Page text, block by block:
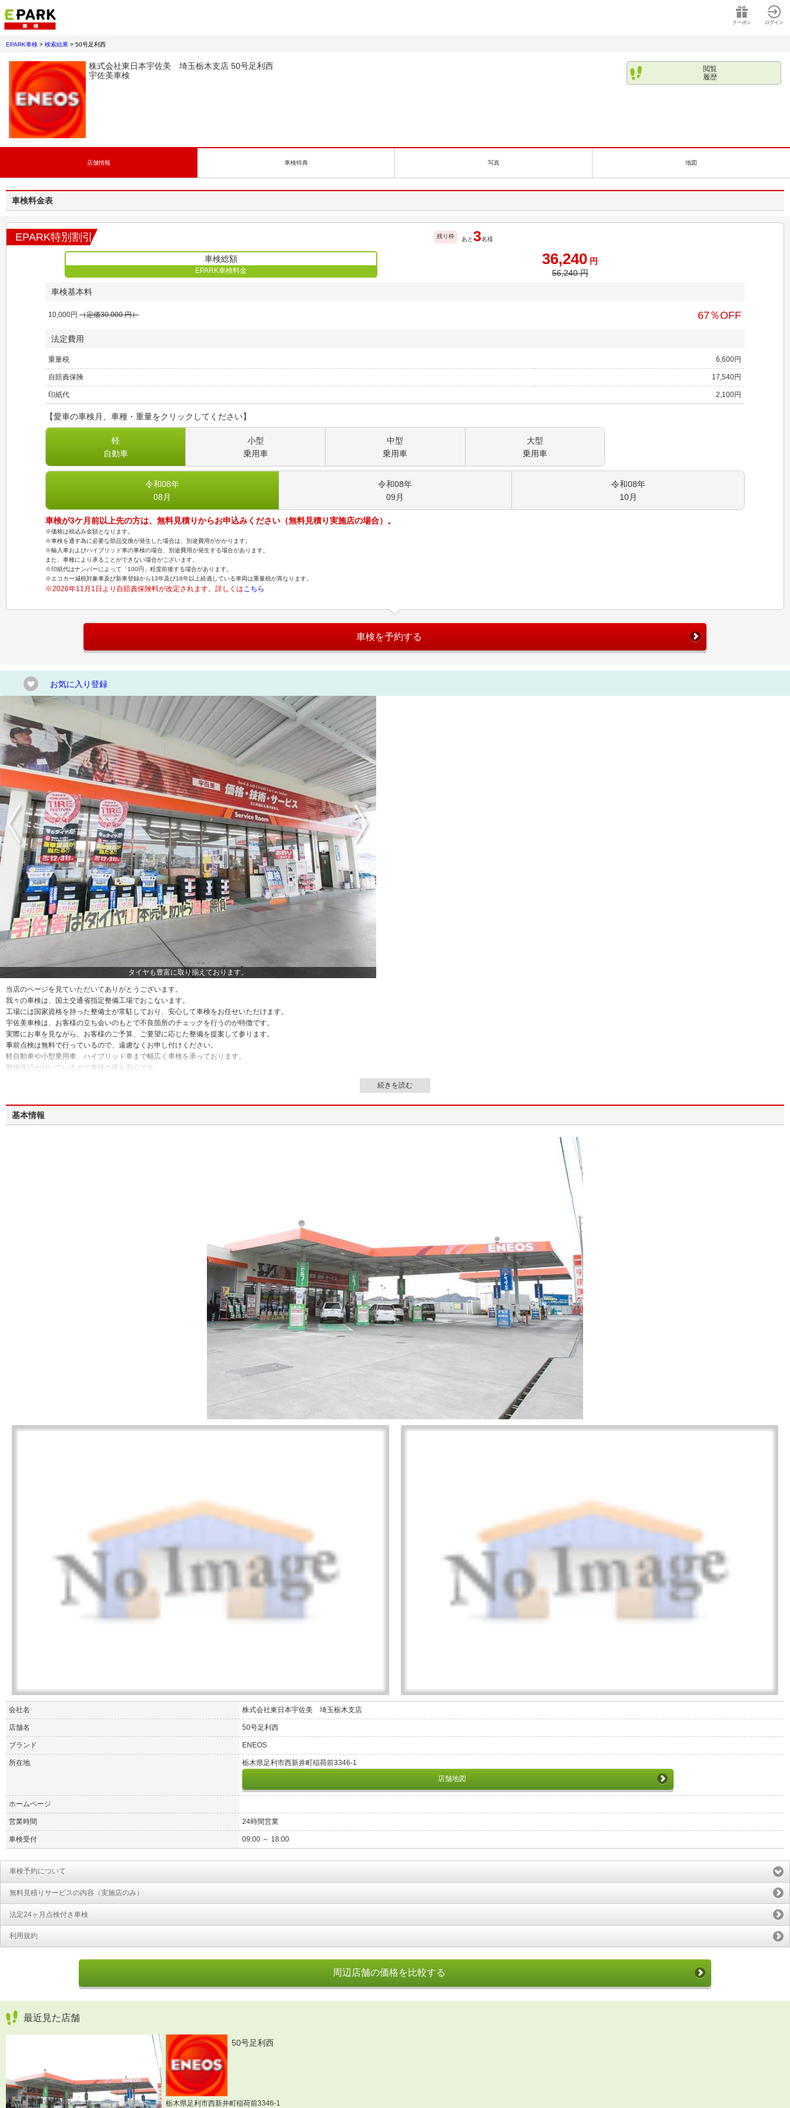
クーポン ログイン
EPARK車検 > 検索結果 > 50号足利西
株式会社東日本宇佐美 埼玉栃木支店 50号足利西
宇佐美車検
閲覧
履歴
店舗情報 車検特典 写真 地図
車検料金表
EPARK特別割引 残り枠
あと3名様
車検総額
EPARK車検料金
36,240 円
56,240円
車検基本料
10,000円 （定価30,000円） 67％OFF
法定費用
重量税 6,600円
自賠責保険 17,540円
印紙代 2,100円
【愛車の車検月、車種・重量をクリックしてください】
軽
自動車
小型
乗用車
中型
乗用車
大型
乗用車
令和08年
08月
令和08年
09月
令和08年
10月
車検が3ケ月前以上先の方は、無料見積りからお申込みください（無料見積り実施店の場合）。
※価格は税込み金額となります。
※車検を通す為に必要な部品交換が発生した場合は、別途費用がかかります。
※輸入車およびハイブリッド車の車検の場合、別途費用が発生する場合があります。
また、車種により承ることができない場合がございます。
※印紙代はナンバーによって「100円」程度前後する場合があります。
※エコカー減税対象車及び新車登録から13年及び18年以上経過している車両は重量税が異なります。
※2026年11月1日より自賠責保険料が改定されます。詳しくはこちら
車検を予約する
お気に入り登録
タイヤも豊富に取り揃えております。
当店のページを見ていただいてありがとうございます。
我々の車検は、国土交通省指定整備工場でおこないます。
工場には国家資格を持った整備士が常駐しており、安心して車検をお任せいただけます。
宇佐美車検は、お客様の立ち会いのもとで不良箇所のチェックを行うのが特徴です。
実際にお車を見ながら、お客様のご予算、ご要望に応じた整備を提案して参ります。
事前点検は無料で行っているので、遠慮なくお申し付けください。
軽自動車や小型乗用車、ハイブリッド車まで幅広く車検を承っております。
整備保証が付いているので車検の後も安心です。
基本情報
会社名 株式会社東日本宇佐美 埼玉栃木支店
店舗名 50号足利西
ブランド ENEOS
所在地
栃木県足利市西新井町稲荷前3346-1
店舗地図
ホームページ
営業時間 24時間営業
車検受付 09:00 ～ 18:00
車検予約について
無料見積りサービスの内容（実施店のみ）
法定24ヶ月点検付き車検
利用規約
周辺店舗の価格を比較する
最近見た店舗
50号足利西
栃木県足利市西新井町稲荷前3346-1